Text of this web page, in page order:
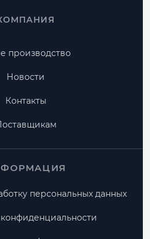
производство
Новости
Контакты
персональных данных